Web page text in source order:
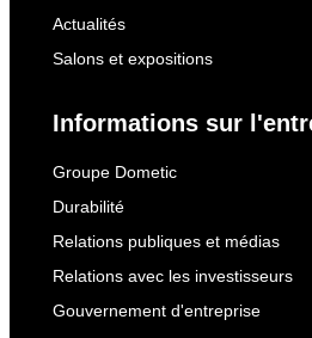
Actualités
Salons et expositions
Informations sur
Groupe Dometic
Durabilité
Relations publiques et médias
Relations avec les investisseurs
Gouvernement d'entreprise